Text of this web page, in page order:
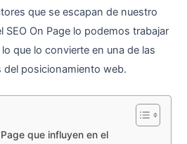
que se escapan de nuestro
SEO On Page lo podemos trabajar
que lo convierte en una de las
posicionamiento web.
que influyen en el